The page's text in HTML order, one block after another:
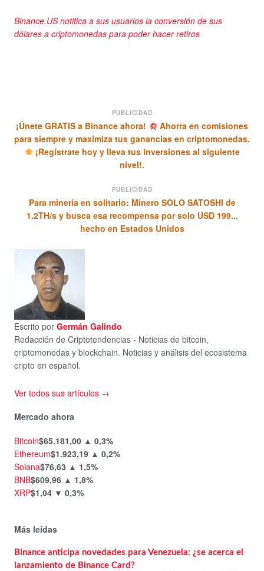
Binance.US notifica a sus usuarios la conversión de sus
dólares a criptomonedas para poder hacer retiros
PUBLICIDAD
¡Únete GRATIS a Binance ahora!
Ahorra en comisiones
para siempre y maximiza tus ganancias en criptomonedas.
¡Regístrate hoy y lleva tus inversiones al siguiente
nivel!.
PUBLICIDAD
Para minería en solitario: Minero SOLO SATOSHI de
1.2TH/s y busca esa recompensa por solo USD 199...
hecho en Estados Unidos
Escrito por Germán Galindo
Redacción de Criptotendencias - Noticias de bitcoin,
criptomonedas y blockchain. Noticias y análisis del ecosistema
cripto en español.
Ver todos sus artículos →
Mercado ahora
Bitcoin$65.181,00 ▲ 0,3%
Ethereum$1.923,19 ▲ 0,2%
Solana$76,63 ▲ 1,5%
BNB$609,96 ▲ 1,8%
XRP$1,04 ▼ 0,3%
Más leídas
Binance anticipa novedades para Venezuela: ¿se acerca el
lanzamiento de Binance Card?